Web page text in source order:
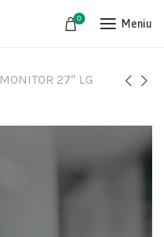
0 Meniu
MONITOR 27" LG